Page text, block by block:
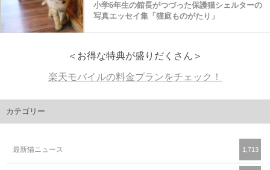
小学6年生の館長がつづった保護猫シェルターの
写真エッセイ集「猫庭ものがたり」
＜お得な特典が盛りだくさん＞
楽天モバイルの料金プランをチェック！
カテゴリー
最新猫ニュース 1,713